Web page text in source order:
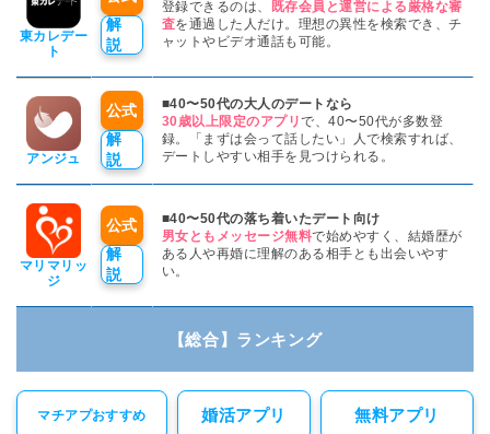
東カレデー
ト
解
説
登録できるのは、
既存会員と運営による厳格な審
査を通過した人だけ。理想の異性を検索でき、チ
ャットやビデオ通話も可能。
アンジュ
公式
解
説
■40〜50代の大人のデートなら
30歳以上限定のアプリで、40〜50代が多数登
録。「まずは会って話したい」人で検索すれば、
デートしやすい相手を見つけられる。
マリマリッ
ジ
公式
解
説
■40〜50代の落ち着いたデート向け
男女ともメッセージ無料で始めやすく、結婚歴が
ある人や再婚に理解のある相手とも出会いやす
い。
【総合】ランキング
マチアプおすすめ 婚活アプリ 無料アプリ